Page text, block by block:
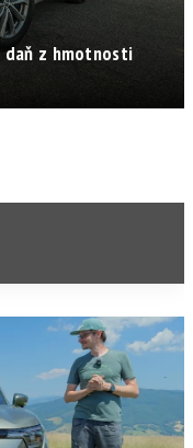
daň z hmotnosti